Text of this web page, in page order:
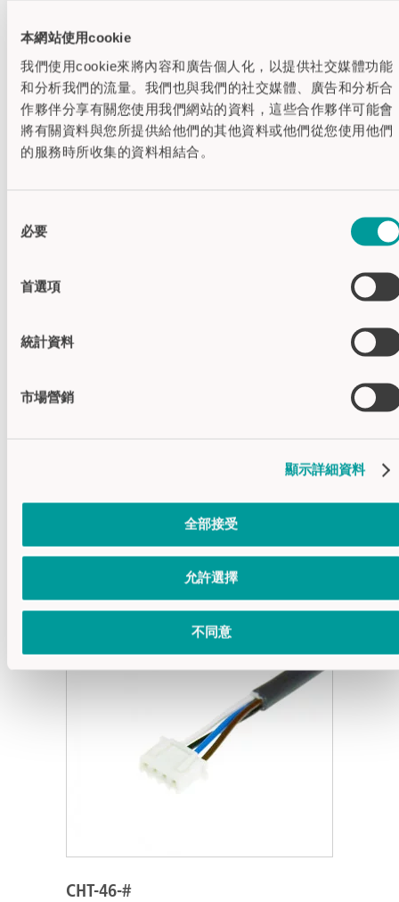
本網站使用cookie
我們使用cookie來將內容和廣告個人化，以提供社交媒體功能
和分析我們的流量。我們也與我們的社交媒體、廣告和分析合
作夥伴分享有關您使用我們網站的資料，這些合作夥伴可能會
將有關資料與您所提供給他們的其他資料或他們從您使用他們
的服務時所收集的資料相結合。
必要
首選項
統計資料
市場營銷
顯示詳細資料
全部接受
允許選擇
不同意
外壳 交通红 (RAL 3020)
外壳 交通黄 (RAL 1023)
外壳 交通绿 (RAL 6024)
视觉信号反馈
聚碳酸酯(PC)
CHT-46-#